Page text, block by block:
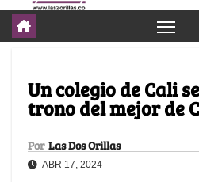
Un colegio de Cali
trono del mejor de
Por Las Dos Orillas
ABR 17, 2024